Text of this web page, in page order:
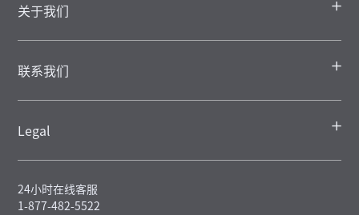
关于我们
联系我们
Legal
24小时在线客服
1-877-482-5522